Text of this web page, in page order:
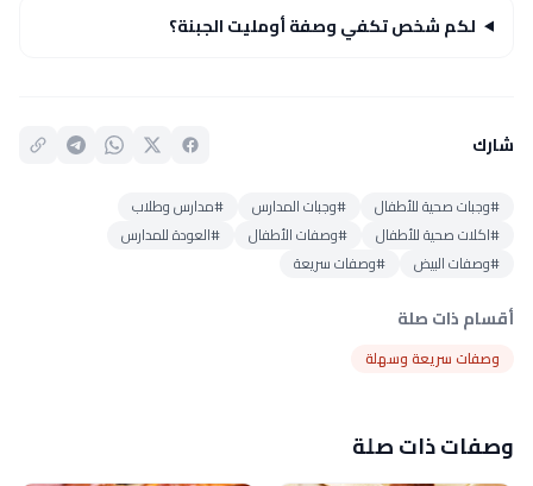
لكم شخص تكفي وصفة أومليت الجبنة؟
شارك
#وجبات صحية للأطفال #وجبات المدارس
#مدارس وطلاب
#اكلات صحية للأطفال
#وصفات الأطفال
#العودة للمدارس
#وصفات البيض
#وصفات سريعة
أقسام ذات صلة
وصفات سريعة وسهلة
وصفات ذات صلة